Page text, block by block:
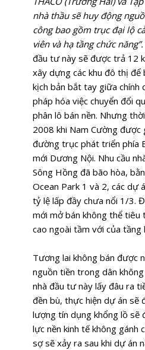
nhà thầu sẽ huy động
công bao gồm trục đại lộ
viên và hạ tầng chức năng”.
đầu tư này sẽ được trả 12
xây dựng các khu đô thị
kịch bản bắt tay giữa chính
pháp hóa việc chuyển đổi
phân lô bán nền. Nhưng
2008 khi Nam Cường
đường trục phát triển phía
mới Dương Nội. Nhu cầu
Sông Hồng đã bão hòa,
Ocean Park 1 và 2, các dự
tỷ lệ lấp đầy chưa nổi 1/3.
mới mở bán không thể tiêu
cao ngoài tầm với của tầng
Tương lai không bán được
nguồn tiền trong dân
nhà đầu tư này lấy đâu ra
đền bù, thực hiện dự án sẽ
lượng tín dụng khổng lồ sẽ
lực nền kinh tế không gánh
sợ sẽ xảy ra sau khi dự án